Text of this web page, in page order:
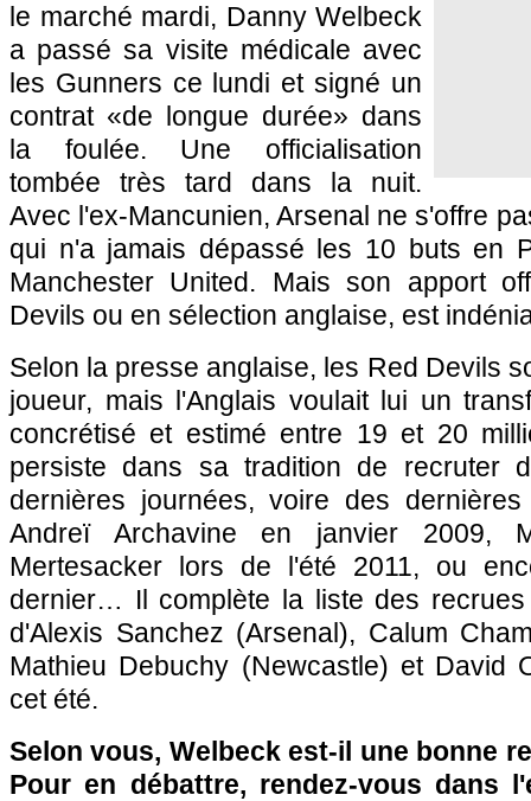
le marché mardi, Danny Welbeck
a passé sa visite médicale avec
les Gunners ce lundi et signé un
contrat «de longue durée» dans
la foulée. Une officialisation
tombée très tard dans la nuit.
Avec l'ex-Mancunien, Arsenal ne s'offre
qui n'a jamais dépassé les 10 buts en
Manchester United. Mais son apport
Devils ou en sélection anglaise, est
Selon la presse anglaise, les Red Devils
joueur, mais l'Anglais voulait lui un
concrétisé et estimé entre 19 et 20
persiste dans sa tradition de recruter
dernières journées, voire des
Andreï Archavine en janvier 2009,
Mertesacker lors de l'été 2011, ou
dernier… Il complète la liste des recrues
d'Alexis Sanchez (Arsenal), Calum
Mathieu Debuchy (Newcastle) et David
cet été.
Selon vous, Welbeck est-il une bonne
Pour en débattre, rendez-vous dans